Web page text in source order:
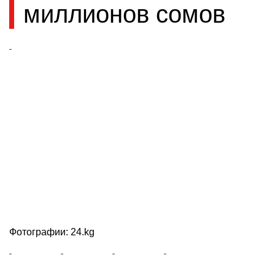
миллионов сомов
Фотографии: 24.kg